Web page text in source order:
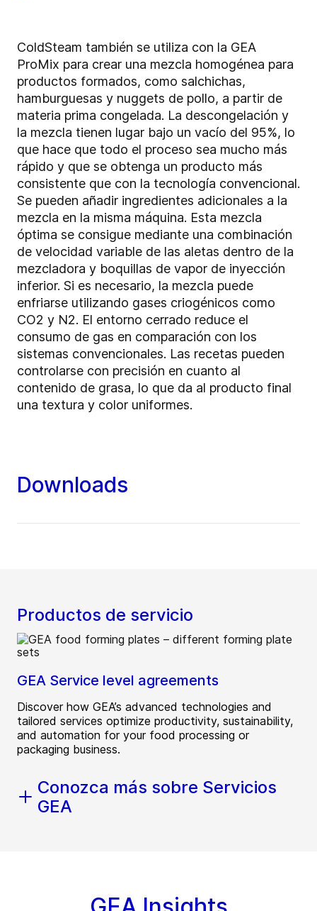
ColdSteam también se utiliza con la GEA
ProMix para crear una mezcla homogénea para
productos formados, como salchichas,
hamburguesas y nuggets de pollo, a partir de
materia prima congelada. La descongelación y
la mezcla tienen lugar bajo un vacío del 95%, lo
que hace que todo el proceso sea mucho más
rápido y que se obtenga un producto más
consistente que con la tecnología convencional.
Se pueden añadir ingredientes adicionales a la
mezcla en la misma máquina. Esta mezcla
óptima se consigue mediante una combinación
de velocidad variable de las aletas dentro de la
mezcladora y boquillas de vapor de inyección
inferior. Si es necesario, la mezcla puede
enfriarse utilizando gases criogénicos como
CO2 y N2. El entorno cerrado reduce el
consumo de gas en comparación con los
sistemas convencionales. Las recetas pueden
controlarse con precisión en cuanto al
contenido de grasa, lo que da al producto final
una textura y color uniformes.
Downloads
Productos de servicio
GEA Service level agreements
Discover how GEA’s advanced technologies and
tailored services optimize productivity, sustainability,
and automation for your food processing or
packaging business.
Conozca más sobre Servicios
GEA